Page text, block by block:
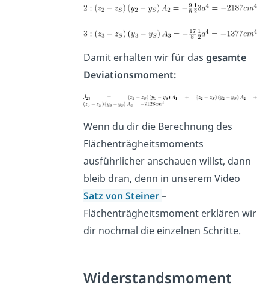
Damit erhalten wir für das gesamte
Deviationsmoment:
Wenn du dir die Berechnung des
Flächenträgheitsmoments
ausführlicher anschauen willst, dann
bleib dran, denn in unserem Video
Satz von Steiner–
Flächenträgheitsmoment erklären wir
dir nochmal die einzelnen Schritte.
Widerstandsmoment